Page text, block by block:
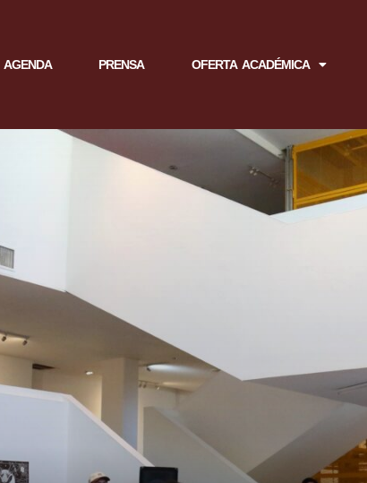
AGENDA PRENSA OFERTA ACADÉMICA